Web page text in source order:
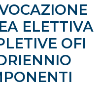
ELETTIVA
OFI